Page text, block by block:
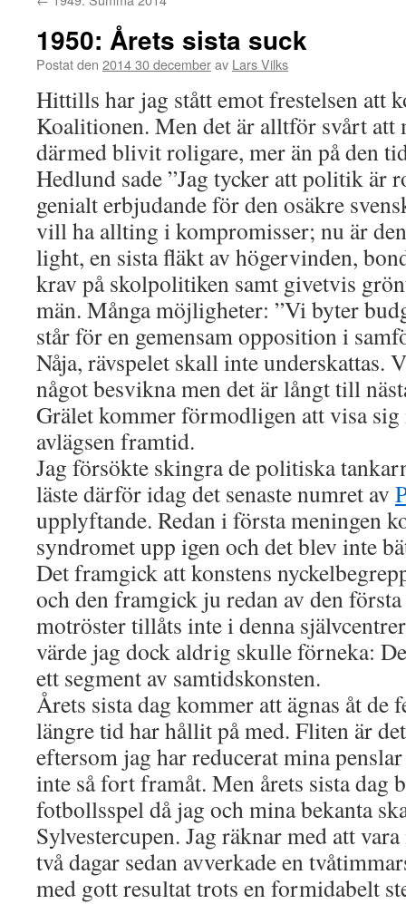
1950: Årets sista suck
Postat den 2014 30 decemberav Lars Vilks
Hittills har jag stått emot frestelsen att
Koalitionen. Men det är alltför svårt att
därmed blivit roligare, mer än på den
Hedlund sade ”Jag tycker att politik är
genialt erbjudande för den osäkre
vill ha allting i kompromisser; nu är
light, en sista fläkt av högervinden,
krav på skolpolitiken samt givetvis
män. Många möjligheter: ”Vi byter
står för en gemensam opposition i
Nåja, rävspelet skall inte underskattas.
något besvikna men det är långt till
Grälet kommer förmodligen att visa
avlägsen framtid.
Jag försökte skingra de politiska
läste därför idag det senaste numret av
upplyftande. Redan i första meningen
syndromet upp igen och det blev inte
Det framgick att konstens
och den framgick ju redan av den
motröster tillåts inte i denna
värde jag dock aldrig skulle förneka:
ett segment av samtidskonsten.
Årets sista dag kommer att ägnas åt de
längre tid har hållit på med. Fliten är
eftersom jag har reducerat mina
inte så fort framåt. Men årets sista dag
fotbollsspel då jag och mina bekanta
Sylvestercupen. Jag räknar med att
två dagar sedan avverkade en
med gott resultat trots en formidabelt